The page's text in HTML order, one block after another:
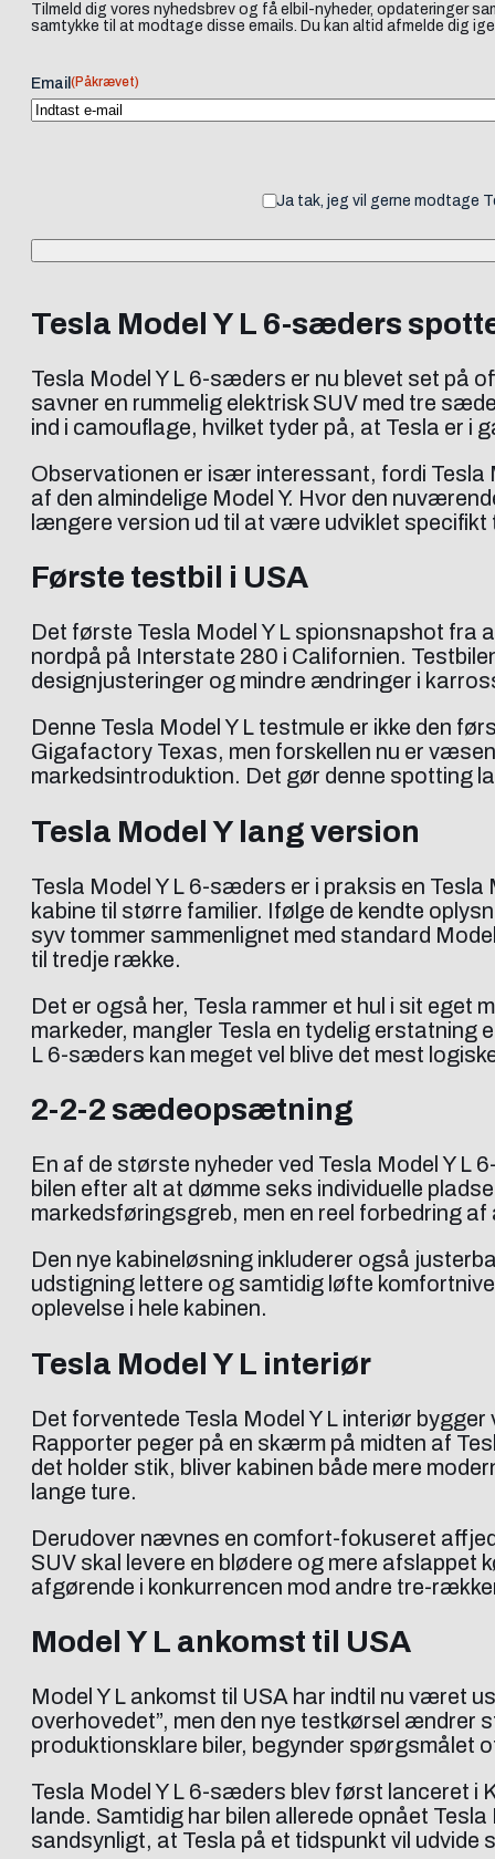
Tilmeld dig vores nyhedsbrev og få elbil-nyheder, opdateringer
samtykke til at modtage disse emails. Du kan altid afmelde dig
Email (Påkrævet)
Ja tak, jeg vil gerne modtage
Tesla Model Y L 6-sæders
Tesla Model Y L 6-sæders er nu blevet set på
savner en rummelig elektrisk SUV med tre
ind i camouflage, hvilket tyder på, at Tesla er i
Observationen er især interessant, fordi
af den almindelige Model Y. Hvor den
længere version ud til at være udviklet
Første testbil i USA
Det første Tesla Model Y L spionsnapshot fra
nordpå på Interstate 280 i Californien.
designjusteringer og mindre ændringer i
Denne Tesla Model Y L testmule er ikke den
Gigafactory Texas, men forskellen nu er
markedsintroduktion. Det gør denne spotting
Tesla Model Y lang version
Tesla Model Y L 6-sæders er i praksis en
kabine til større familier. Ifølge de kendte
syv tommer sammenlignet med standard
til tredje række.
Det er også her, Tesla rammer et hul i sit eget
markeder, mangler Tesla en tydelig erstatning
L 6-sæders kan meget vel blive det mest
2-2-2 sædeopsætning
En af de største nyheder ved Tesla Model Y
bilen efter alt at dømme seks individuelle
markedsføringsgreb, men en reel forbedring
Den nye kabineløsning inkluderer også
udstigning lettere og samtidig løfte
oplevelse i hele kabinen.
Tesla Model Y L interiør
Det forventede Tesla Model Y L interiør
Rapporter peger på en skærm på midten af
det holder stik, bliver kabinen både mere
lange ture.
Derudover nævnes en comfort-fokuseret
SUV skal levere en blødere og mere
afgørende i konkurrencen mod andre tre-
Model Y L ankomst til USA
Model Y L ankomst til USA har indtil nu været
overhovedet”, men den nye testkørsel ændrer
produktionsklare biler, begynder spørgsmålet
Tesla Model Y L 6-sæders blev først lanceret i
lande. Samtidig har bilen allerede opnået
sandsynligt, at Tesla på et tidspunkt vil